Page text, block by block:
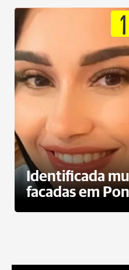
1
Identificada
facadas em